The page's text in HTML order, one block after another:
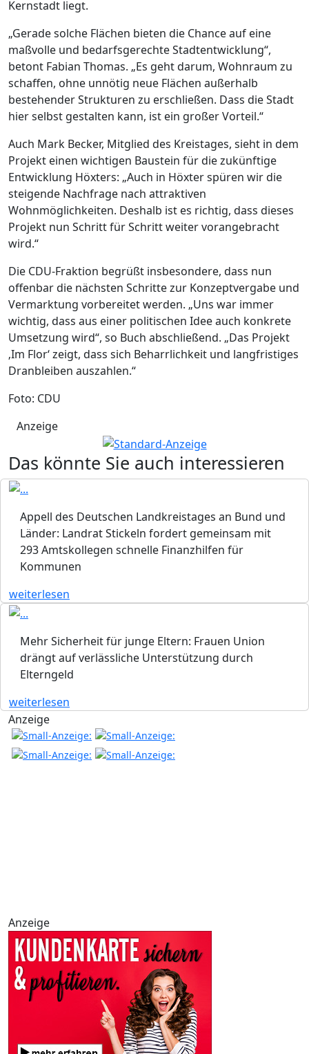
Kernstadt liegt.
„Gerade solche Flächen bieten die Chance auf eine
maßvolle und bedarfsgerechte Stadtentwicklung“,
betont Fabian Thomas. „Es geht darum, Wohnraum zu
schaffen, ohne unnötig neue Flächen außerhalb
bestehender Strukturen zu erschließen. Dass die Stadt
hier selbst gestalten kann, ist ein großer Vorteil.“
Auch Mark Becker, Mitglied des Kreistages, sieht in dem
Projekt einen wichtigen Baustein für die zukünftige
Entwicklung Höxters: „Auch in Höxter spüren wir die
steigende Nachfrage nach attraktiven
Wohnmöglichkeiten. Deshalb ist es richtig, dass dieses
Projekt nun Schritt für Schritt weiter vorangebracht
wird.“
Die CDU-Fraktion begrüßt insbesondere, dass nun
offenbar die nächsten Schritte zur Konzeptvergabe und
Vermarktung vorbereitet werden. „Uns war immer
wichtig, dass aus einer politischen Idee auch konkrete
Umsetzung wird“, so Buch abschließend. „Das Projekt
‚Im Flor‘ zeigt, dass sich Beharrlichkeit und langfristiges
Dranbleiben auszahlen.“
Foto: CDU
Anzeige
Das könnte Sie auch interessieren
Appell des Deutschen Landkreistages an Bund und
Länder: Landrat Stickeln fordert gemeinsam mit
293 Amtskollegen schnelle Finanzhilfen für
Kommunen
weiterlesen
Mehr Sicherheit für junge Eltern: Frauen Union
drängt auf verlässliche Unterstützung durch
Elterngeld
weiterlesen
Anzeige
Anzeige